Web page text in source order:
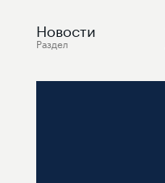
Новости
Раздел